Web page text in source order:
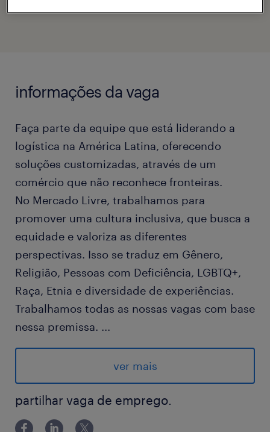
informações da vaga
Faça parte da equipe que está liderando a
logística na América Latina, oferecendo
soluções customizadas, através de um
comércio que não reconhece fronteiras.
No Mercado Livre, trabalhamos para
promover uma cultura inclusiva, que busca a
equidade e valoriza as diferentes
perspectivas. Isso se traduz em Gênero,
Religião, Pessoas com Deficiência, LGBTQ+,
Raça, Etnia e diversidade de experiências.
Trabalhamos todas as nossas vagas com base
nessa premissa. ...
Representante de Envios I (Auxiliar de
Imagine você empreendendo projetos
desafiadores, dinâmicos e inovadores, e
sendo responsável por:
ver mais
partilhar vaga de emprego.